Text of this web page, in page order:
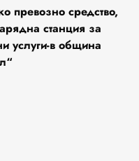
превозно средство,
станция за
услуги-в община